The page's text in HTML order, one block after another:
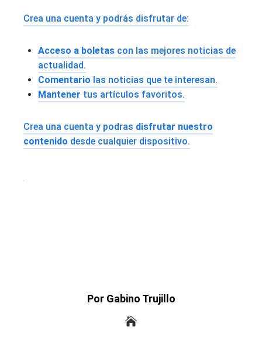
Crea una cuenta y podrás disfrutar de:
Acceso a boletas con las mejores noticias de
actualidad.
Comentario las noticias que te interesan.
Mantener tus artículos favoritos.
Crea una cuenta y podras disfrutar nuestro
contenido desde cualquier dispositivo.
Por Gabino Trujillo